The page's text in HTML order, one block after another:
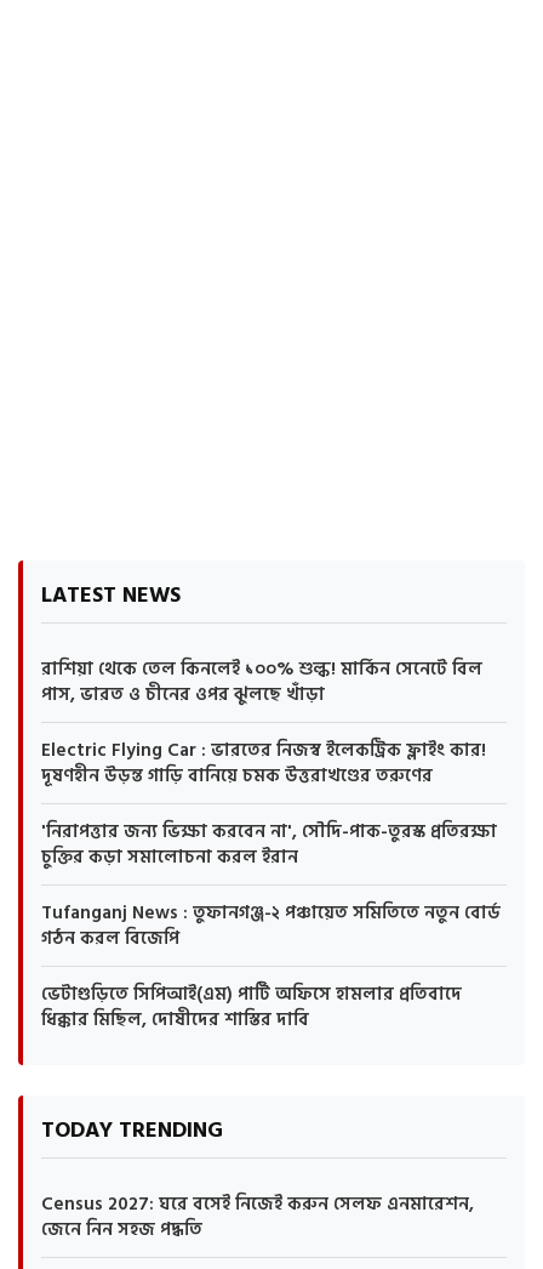
LATEST NEWS
রাশিয়া থেকে তেল কিনলেই ১০০% শুল্ক! মার্কিন সেনেটে বিল
পাস, ভারত ও চীনের ওপর ঝুলছে খাঁড়া
Electric Flying Car : ভারতের নিজস্ব ইলেকট্রিক ফ্লাইং কার!
দূষণহীন উড়ন্ত গাড়ি বানিয়ে চমক উত্তরাখণ্ডের তরুণের
'নিরাপত্তার জন্য ভিক্ষা করবেন না', সৌদি-পাক-তুরস্ক প্রতিরক্ষা
চুক্তির কড়া সমালোচনা করল ইরান
Tufanganj News : তুফানগঞ্জ-২ পঞ্চায়েত সমিতিতে নতুন বোর্ড
গঠন করল বিজেপি
ভেটাগুড়িতে সিপিআই(এম) পার্টি অফিসে হামলার প্রতিবাদে
ধিক্কার মিছিল, দোষীদের শাস্তির দাবি
TODAY TRENDING
Census 2027: ঘরে বসেই নিজেই করুন সেলফ এনমারেশন,
জেনে নিন সহজ পদ্ধতি